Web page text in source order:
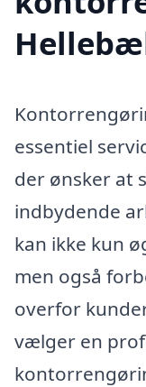
essentiel
der ønsker at
indbydende
kan ikke kun
men også
overfor
vælger en